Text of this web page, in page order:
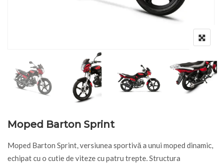
Moped Barton Sprint
Moped Barton Sprint, versiunea sportivă a unui moped dinamic,
echipat cu o cutie de viteze cu patru trepte. Structura